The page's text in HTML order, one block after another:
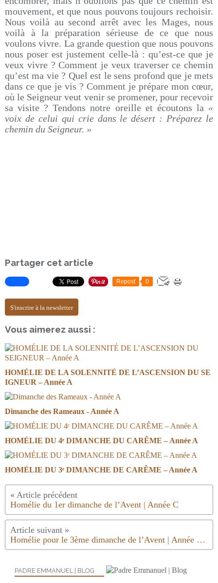
mouvement, et que nous pouvons toujours rechoisir.
Nous voilà au second arrêt avec les Mages, nous
voilà à la préparation sérieuse de ce que nous
voulons vivre. La grande question que nous pouvons
nous poser est justement celle-là : qu’est-ce que je
veux vivre ? Comment je veux traverser ce chemin
qu’est ma vie ? Quel est le sens profond que je mets
dans ce que je vis ? Comment je prépare mon cœur,
où le Seigneur veut venir se promener, pour recevoir
sa visite ? Tendons notre oreille et écoutons la «
voix de celui qui crie dans le désert : Préparez le
chemin du Seigneur. »
Partager cet article
Repost 0
S'inscrire à la newsletter
Vous aimerez aussi :
HOMÉLIE DE LA SOLENNITÉ DE L’ASCENSION DU SE
IGNEUR – Année A
Dimanche des Rameaux - Année A
HOMÉLIE DU 4ᵉ DIMANCHE DU CARÊME – Année A
HOMÉLIE DU 3ᵉ DIMANCHE DE CARÊME – Année A
Homélie du 1er dimanche de l’Avent | Année C
Homélie pour le 3ème dimanche de l’Avent | Année C | 2024.25
PADRE EMMANUEL | BLOG